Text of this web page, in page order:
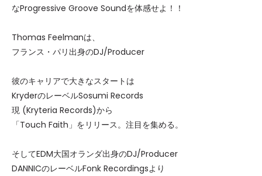
なProgressive Groove Soundを体感せよ！！
Thomas Feelmanは、
フランス・パリ出身のDJ/Producer
彼のキャリアで大きなスタートは
KryderのレーベルSosumi Records
現 (Kryteria Records)から
「Touch Faith」をリリース。注目を集める。
そしてEDM大国オランダ出身のDJ/Producer
DANNICのレーベルFonk Recordingsより